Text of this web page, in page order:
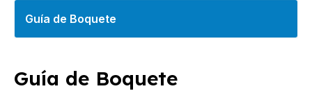
Guía de Boquete
Guía de Boquete